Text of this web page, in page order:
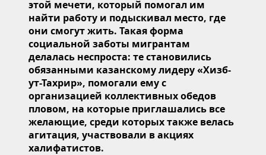
этой мечети, который помогал им
найти работу и подыскивал место, где
они смогут жить. Такая форма
социальной заботы мигрантам
делалась неспроста: те становились
обязанными казанскому лидеру «Хизб-
ут-Тахрир», помогали ему с
организацией коллективных обедов
пловом, на которые приглашались все
желающие, среди которых также велась
агитация, участвовали в акциях
халифатистов.